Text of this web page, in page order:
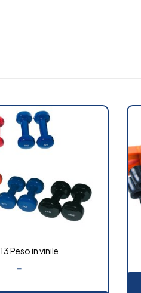
Peso in vinile
-